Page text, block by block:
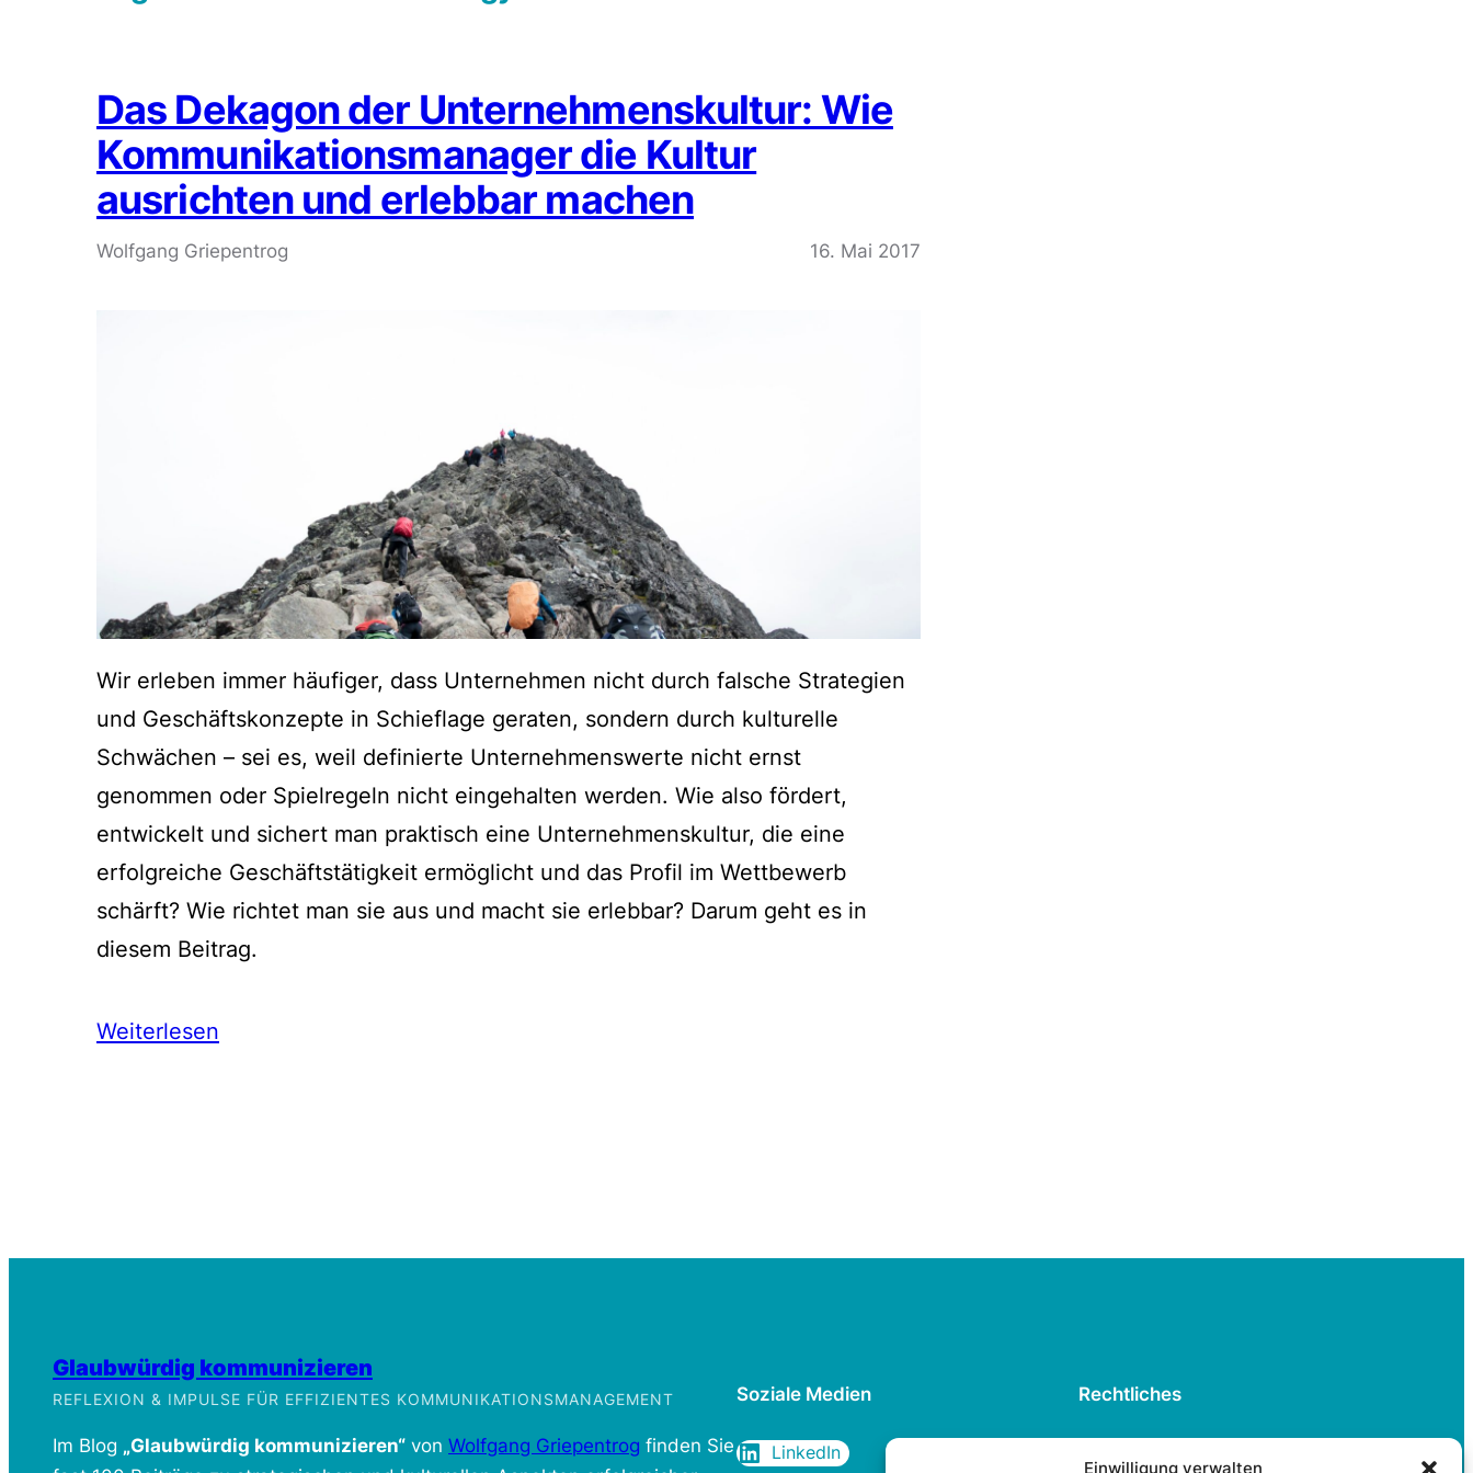
Einwilligung verwalten
Das Dekagon der Unternehmenskultur: Wie
Kommunikationsmanager die Kultur
ausrichten und erlebbar machen
Wolfgang Griepentrog 16. Mai 2017
Wir erleben immer häufiger, dass Unternehmen nicht durch falsche Strategien
und Geschäftskonzepte in Schieflage geraten, sondern durch kulturelle
Schwächen – sei es, weil definierte Unternehmenswerte nicht ernst
genommen oder Spielregeln nicht eingehalten werden. Wie also fördert,
entwickelt und sichert man praktisch eine Unternehmenskultur, die eine
erfolgreiche Geschäftstätigkeit ermöglicht und das Profil im Wettbewerb
schärft? Wie richtet man sie aus und macht sie erlebbar? Darum geht es in
diesem Beitrag.
Weiterlesen
Glaubwürdig kommunizieren
REFLEXION & IMPULSE FÜR EFFIZIENTES KOMMUNIKATIONSMANAGEMENT
Im Blog „Glaubwürdig kommunizieren“ von Wolfgang Griepentrog finden Sie
Soziale Medien
LinkedIn
Rechtliches